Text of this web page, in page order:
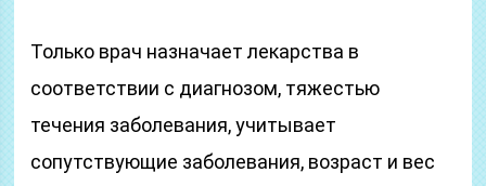
Только врач назначает лекарства в
соответствии с диагнозом, тяжестью
течения заболевания, учитывает
сопутствующие заболевания, возраст и вес